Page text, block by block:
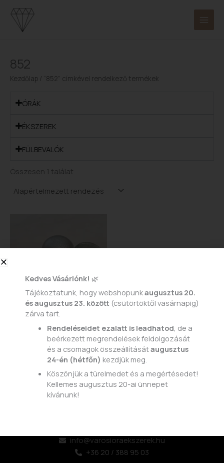
content
852
Kezdőlap / “852” címkével rendelkező termékek
ÓRÁK
ÉKSZEREK
FÜLBEVALÓK
Összesen 1 találat
852
15.000Ft
KOSÁRBA TESZEM
info@varosioraekszerek.hu
+36 20 / 388 95 03
Kedves Vásárlónk! 🌿
Tájékoztatunk, hogy webshopunkaugusztus 20.
és augusztus 23. között (csütörtöktől vasárnapig)
zárva tart.
Rendeléseidet ezalatt is leadhatod , de a
beérkezett megrendelések feldolgozását
és a csomagok összeállításátaugusztus
24-én (hétfőn) kezdjük meg.
Köszönjük a türelmedet és a megértésedet!
Kellemes augusztus 20-ai ünnepet
kívánunk!